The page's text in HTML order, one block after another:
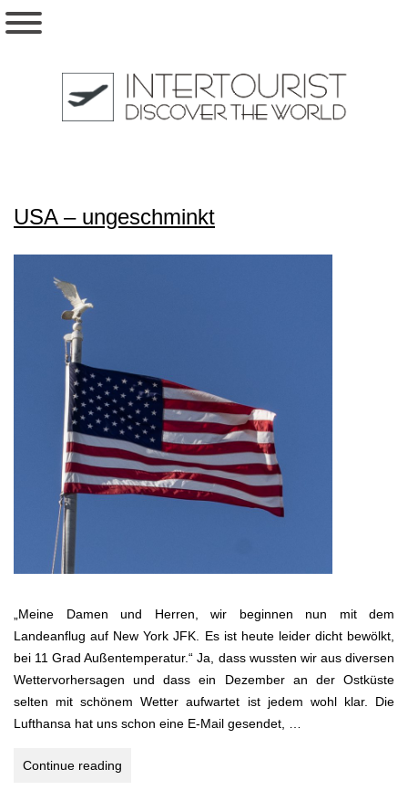
USA – ungeschminkt
„Meine Damen und Herren, wir beginnen nun mit dem
Landeanflug auf New York JFK. Es ist heute leider dicht bewölkt,
bei 11 Grad Außentemperatur.“ Ja, dass wussten wir aus diversen
Wettervorhersagen und dass ein Dezember an der Ostküste
selten mit schönem Wetter aufwartet ist jedem wohl klar. Die
Lufthansa hat uns schon eine E-Mail gesendet, …
Continue reading